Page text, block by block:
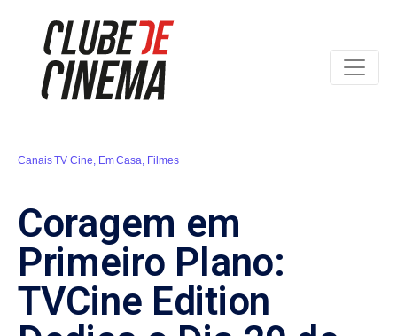
Canais TV Cine Em Casa Filmes
Coragem em
Primeiro Plano:
TVCine Edition